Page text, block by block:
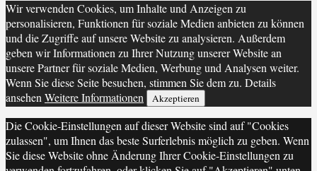
Wir verwenden Cookies, um Inhalte und Anzeigen zu
personalisieren, Funktionen für soziale Medien anbieten zu können
und die Zugriffe auf unsere Website zu analysieren. Außerdem
geben wir Informationen zu Ihrer Nutzung unserer Website an
unsere Partner für soziale Medien, Werbung und Analysen weiter.
Wenn Sie diese Seite besuchen, stimmen Sie dem zu. Details
ansehen Weitere Informationen Akzeptieren
Die Cookie-Einstellungen auf dieser Website sind auf "Cookies
zulassen", um Ihnen das beste Surferlebnis möglich zu geben. Wenn
Sie diese Website ohne Änderung Ihrer Cookie-Einstellungen zu